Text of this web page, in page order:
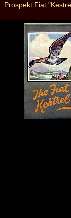
Prospekt Fiat